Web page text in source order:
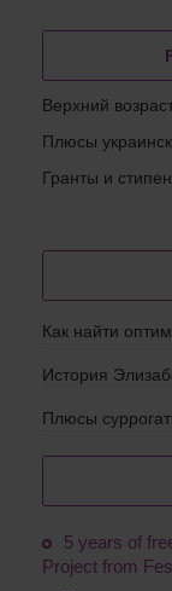
Верхний
Плюсы
Гранты и
Как найти
История
Плюсы
5 years of
Project from